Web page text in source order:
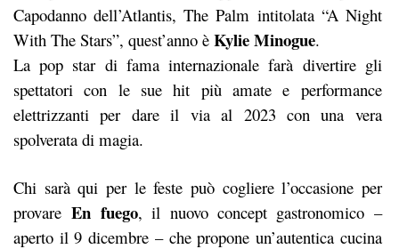
Capodanno dell’Atlantis, The Palm intitolata “A Night
With The Stars”, quest’anno è Kylie Minogue.
La pop star di fama internazionale farà divertire gli
spettatori con le sue hit più amate e performance
elettrizzanti per dare il via al 2023 con una vera
spolverata di magia.
Chi sarà qui per le feste può cogliere l’occasione per
provareEn fuego, il nuovo concept gastronomico –
aperto il 9 dicembre – che propone un’autentica cucina